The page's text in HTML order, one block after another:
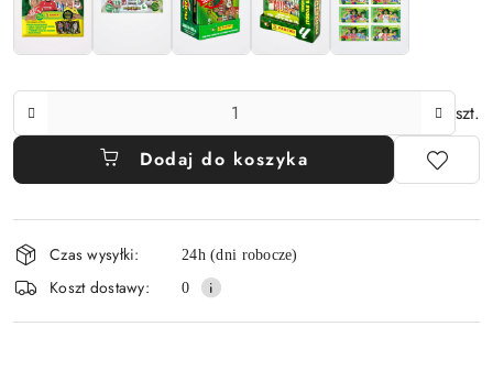
szt.
Dodaj do koszyka
i
dostawa
Czas wysyłki: 24h (dni robocze)
Koszt dostawy: 0